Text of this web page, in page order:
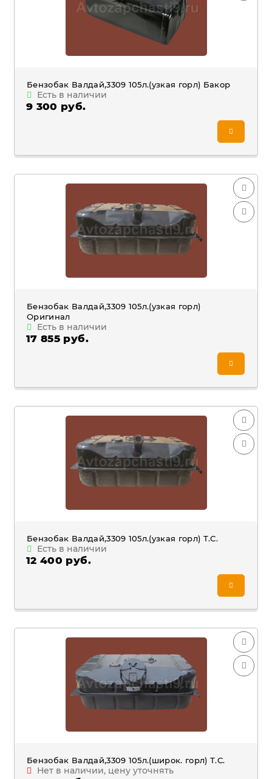
Бензобак Валдай,3309 105л.(узкая горл) Бакор
Есть в наличии
9 300 руб.
Бензобак Валдай,3309 105л.(узкая горл)
Оригинал
Есть в наличии
17 855 руб.
Бензобак Валдай,3309 105л.(узкая горл) Т.С.
Есть в наличии
12 400 руб.
Бензобак Валдай,3309 105л.(широк. горл) Т.С.
Нет в наличии, цену уточнять